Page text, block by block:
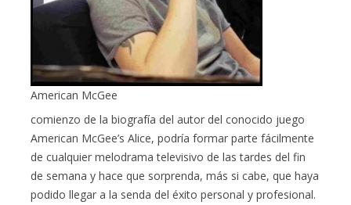
American McGee
comienzo de la biografía del autor del conocido juego
American McGee’s Alice, podría formar parte fácilmente
de cualquier melodrama televisivo de las tardes del fin
de semana y hace que sorprenda, más si cabe, que haya
podido llegar a la senda del éxito personal y profesional.